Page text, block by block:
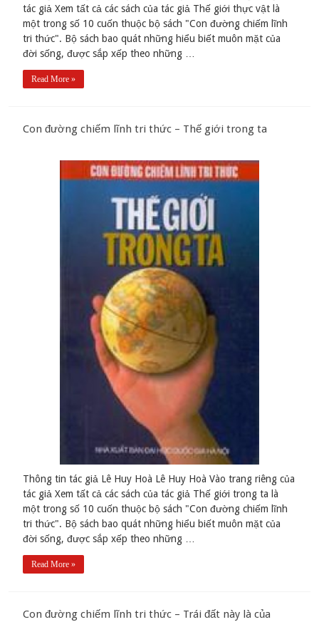
tác giả Xem tất cả các sách của tác giả Thế giới thực vật là
một trong số 10 cuốn thuộc bộ sách "Con đường chiếm lĩnh
tri thức". Bộ sách bao quát những hiểu biết muôn mặt của
đời sống, được sắp xếp theo những …
Read More »
Con đường chiếm lĩnh tri thức – Thế giới trong ta
Thông tin tác giả Lê Huy Hoà Lê Huy Hoà Vào trang riêng của
tác giả Xem tất cả các sách của tác giả Thế giới trong ta là
một trong số 10 cuốn thuộc bộ sách "Con đường chiếm lĩnh
tri thức". Bộ sách bao quát những hiểu biết muôn mặt của
đời sống, được sắp xếp theo những …
Read More »
Con đường chiếm lĩnh tri thức – Trái đất này là của